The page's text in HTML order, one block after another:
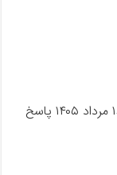
شما به پرسش‌های آزمون « سلام» در تاریخ ۱۸ مرداد ۱۴۰۵ پاسخ